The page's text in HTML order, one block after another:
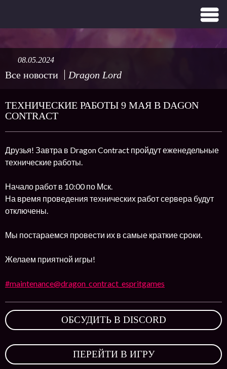
Все новости Dragon Lord
08.05.2024
ТЕХНИЧЕСКИЕ РАБОТЫ 9 МАЯ В DAGON
CONTRACT
Друзья! Завтра в Dragon Contract пройдут еженедельные
технические работы.
Начало работ в 10:00 по Мск.
На время проведения технических работ сервера будут
отключены.
Мы постараемся провести их в самые краткие сроки.
Желаем приятной игры!
#maintenance@dragon_contract_espritgames
ОБСУДИТЬ В DISCORD
ПЕРЕЙТИ В ИГРУ